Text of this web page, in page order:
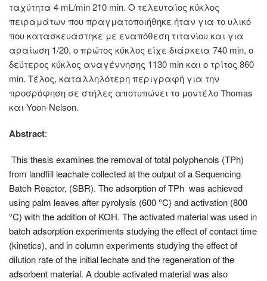
ταχύτητα 4 mL/min 210 min. Ο τελευταίος κύκλος
πειραμάτων που πραγματοποιήθηκε ήταν για το υλικό
που κατασκευάστηκε με εναπόθεση τιτανίου και για
αραίωση 1/20, ο πρώτος κύκλος είχε διάρκεια 740 min, ο
δεύτερος κύκλος αναγέννησης 1130 min και ο τρίτος 860
min. Τέλος, καταλληλότερη περιγραφή για την
προσρόφηση σε στήλες αποτυπώνει το μοντέλο Thomas
και Yoon-Nelson.
Abstract:
This thesis examines the removal of total polyphenols (TPh)
from landfill leachate collected at the output of a Sequencing
Batch Reactor, (SBR). The adsorption of TPh was achieved
using palm leaves after pyrolysis (600°C) and activation (800
°C) with the addition of KOH. The activated material was used in
batch adsorption experiments studying the effect of contact time
(kinetics), and in column experiments studying the effect of
dilution rate of the initial lechate and the regeneration of the
adsorbent material. A double activated material was also